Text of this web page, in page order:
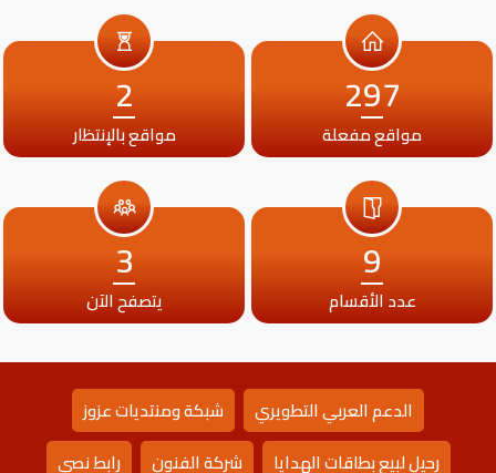
297
مواقع مفعلة
2
مواقع بالإنتظار
9
عدد الأقسام
3
يتصفح الآن
الدعم العربي التطويري
شبكة ومنتديات عزوز
رحيل لبيع بطاقات الهدايا
شركة الفنون رابط نصي